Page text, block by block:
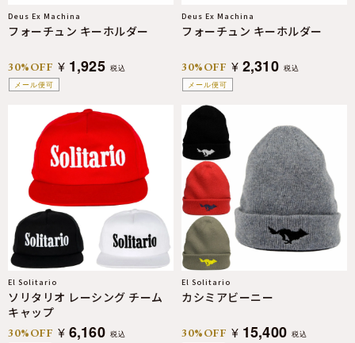
メール便可
Deus Ex Machina
フォーチュン キーホルダー
30%OFF ¥ 1,925 税込
メール便可
Deus Ex Machina
フォーチュン キーホルダー
30%OFF ¥ 2,310 税込
El Solitario
ソリタリオ レーシング チーム
キャップ
30%OFF ¥ 6,160 税込
El Solitario
カシミアビーニー
30%OFF ¥ 15,400 税込